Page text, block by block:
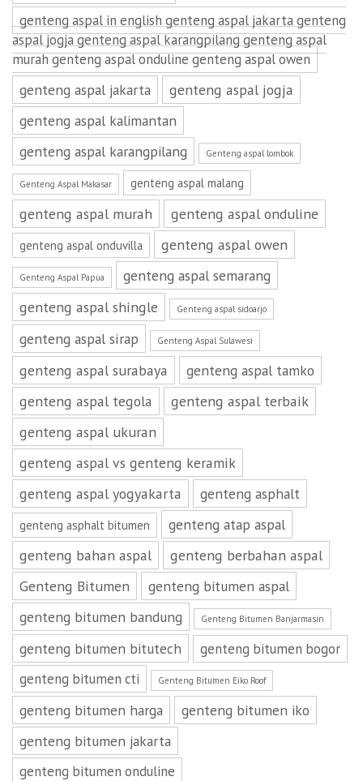
genteng aspal in english genteng aspal jakarta genteng
aspal jogja genteng aspal karangpilang genteng aspal
murah genteng aspal onduline genteng aspal owen
genteng aspal jakarta
genteng aspal jogja
genteng aspal kalimantan
genteng aspal karangpilang
Genteng aspal lombok
Genteng Aspal Makasar genteng aspal malang
genteng aspal murah genteng aspal onduline
genteng aspal onduvilla genteng aspal owen
Genteng Aspal Papua
genteng aspal semarang
genteng aspal shingle
Genteng aspal sidoarjo
genteng aspal sirap Genteng Aspal Sulawesi
genteng aspal surabaya
genteng aspal tamko
genteng aspal tegola
genteng aspal terbaik
genteng aspal ukuran
genteng aspal vs genteng keramik
genteng aspal yogyakarta
genteng asphalt
genteng asphalt bitumen
genteng atap aspal
genteng bahan aspal
genteng berbahan aspal
Genteng Bitumen
genteng bitumen aspal
genteng bitumen bandung
Genteng Bitumen Banjarmasin
genteng bitumen bitutech
genteng bitumen bogor
genteng bitumen cti
Genteng Bitumen Eiko Roof
genteng bitumen harga
genteng bitumen iko
genteng bitumen jakarta
genteng bitumen onduline